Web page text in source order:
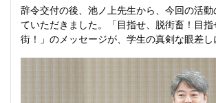
辞令交付の後、池ノ上先生から、今回の活動
ていただきました。「目指せ、脱街畜！目指
街！」のメッセージが、学生の真剣な眼差し